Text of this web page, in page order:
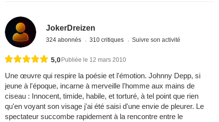
JokerDreizen
324 abonnés 310 critiques Suivre son activité
5,0 Publiée le 12 mars 2010
Une œuvre qui respire la poésie et l'émotion. Johnny Depp, si
jeune à l'époque, incarne à merveille l'homme aux mains de
ciseau : Innocent, timide, habile, et torturé, à tel point que rien
qu'en voyant son visage j'ai été saisi d'une envie de pleurer. Le
spectateur succombe rapidement à la rencontre entre le